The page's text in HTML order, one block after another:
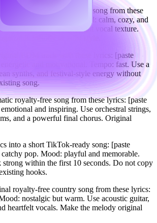
free YouTube background song from these
Genre: lo-fi pop. Mood: calm, cozy, and
beat, mellow keys, light vocal texture.
melody or artist style.
EDM track with these lyrics: [paste
and motivational. Tempo: fast. Use a
synths, and festival-style energy without
song.
royalty-free song from these lyrics: [paste
and inspiring. Use orchestral strings,
and a powerful final chorus. Original
into a short TikTok-ready song: [paste
pop. Mood: playful and memorable.
strong within the first 10 seconds. Do not copy
hooks.
royalty-free country song from these lyrics:
nostalgic but warm. Use acoustic guitar,
heartfelt vocals. Make the melody original